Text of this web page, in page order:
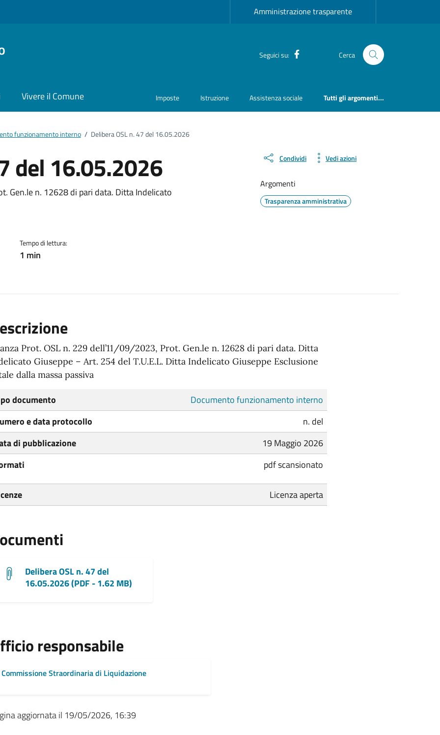
Amministrazione trasparente
Seguici su: Facebook Cerca
Vivere il Comune Imposte Istruzione Assistenza sociale Tutti gli argomenti...
funzionamento interno / Delibera OSL n. 47 del 16.05.2026
del 16.05.2026
Gen.le n. 12628 di pari data. Ditta Indelicato
Tempo di lettura:
1 min
Condividi Vedi azioni
Argomenti
Trasparenza amministrativa
Prot. OSL n. 229 dell’11/09/2023, Prot. Gen.le n. 12628 di pari data. Ditta
Giuseppe – Art. 254 del T.U.E.L. Ditta Indelicato Giuseppe Esclusione
dalla massa passiva
documento
Documento funzionamento interno
e data protocollo
n. del
di pubblicazione
19 Maggio 2026
pdf scansionato
Licenza aperta
Delibera OSL n. 47 del
16.05.2026 (PDF - 1.62 MB)
responsabile
Commissione Straordinaria di Liquidazione
aggiornata il 19/05/2026, 16:39